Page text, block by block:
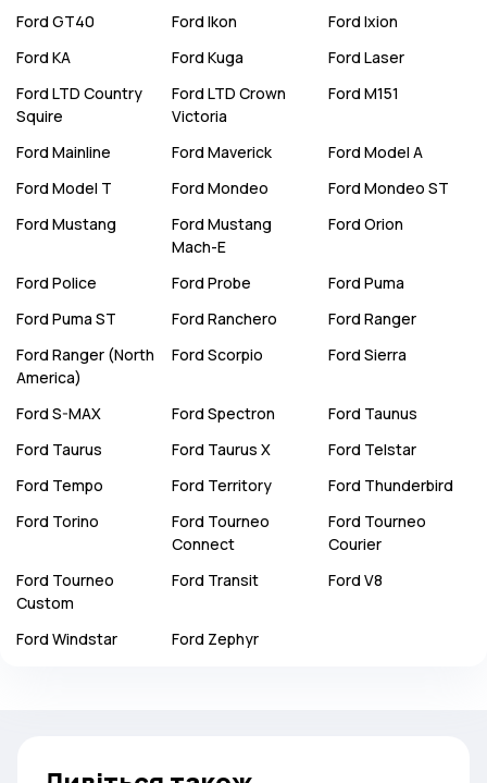
Ford GT40 Ford Ikon Ford Ixion
Ford KA Ford Kuga Ford Laser
Ford LTD Country
Squire
Ford LTD Crown
Victoria
Ford M151
Ford Mainline Ford Maverick Ford Model A
Ford Model T Ford Mondeo Ford Mondeo ST
Ford Mustang Ford Mustang
Mach-E
Ford Orion
Ford Police Ford Probe Ford Puma
Ford Puma ST Ford Ranchero Ford Ranger
Ford Ranger (North
America)
Ford Scorpio Ford Sierra
Ford S-MAX Ford Spectron Ford Taunus
Ford Taurus Ford Taurus X Ford Telstar
Ford Tempo Ford Territory Ford Thunderbird
Ford Torino Ford Tourneo
Connect
Ford Tourneo
Courier
Ford Tourneo
Custom
Ford Transit Ford V8
Ford Windstar Ford Zephyr